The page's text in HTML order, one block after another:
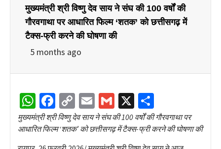
मुख्यमंत्री श्री विष्णु देव साय ने संघ की 100 वर्षों की
गौरवगाथा पर आधारित फिल्म ‘शतक’ को छत्तीसगढ़ में
टैक्स-फ्री करने की घोषणा की
5 months ago
WhatsApp
Facebook
Copy
Link
EmailGmail
X
मुख्यमंत्री श्री विष्णु देव साय ने संघ की 100 वर्षों की गौरवगाथा पर
आधारित फिल्म ‘शतक’ को छत्तीसगढ़ में टैक्स-फ्री करने की घोषणा की